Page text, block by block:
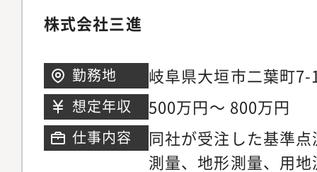
株式会社三進
勤務地 岐阜県大垣市二葉町
想定年収 500万円～ 800万円
仕事内容
同社が受注した基準
測量、地形測量、用